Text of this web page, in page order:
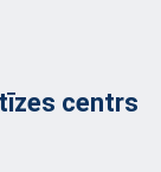
centrs